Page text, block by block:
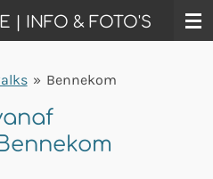
| INFO & FOTO'S
» Bennekom